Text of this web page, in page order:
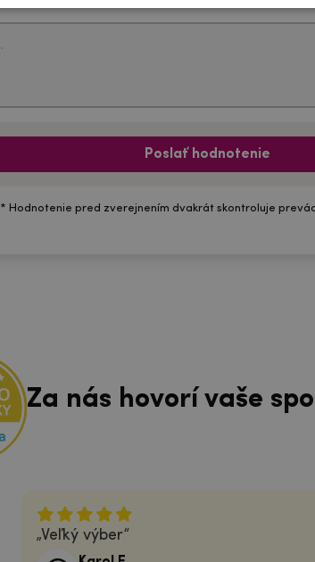
Poslať hodnotenie
* Hodnotenie pred zverejnením dvakrát skontroluje
Za nás hovorí vaše
Veľký výber